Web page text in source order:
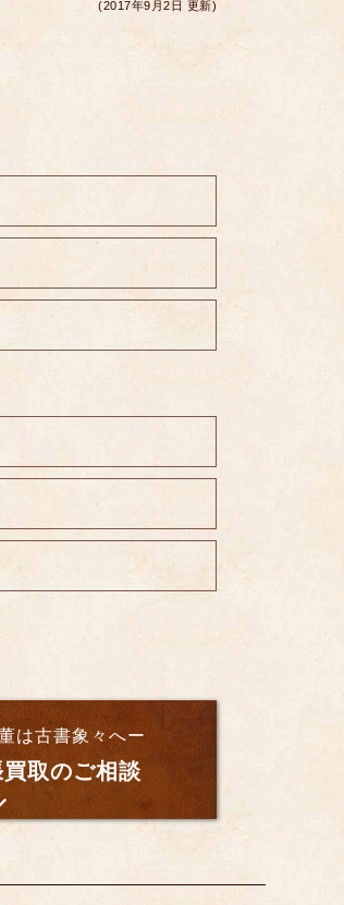
(2017年9月2日 更新)
は古書象々へー
取のご相談